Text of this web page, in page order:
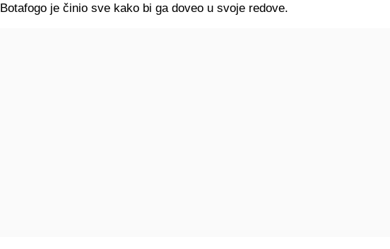
Botafogo je činio sve kako bi ga doveo u svoje redove.